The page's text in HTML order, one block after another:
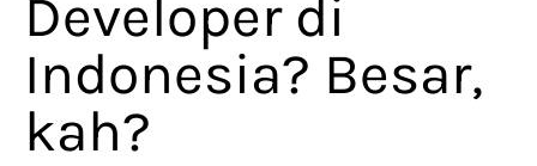
Developer di
Indonesia? Besar,
kah?